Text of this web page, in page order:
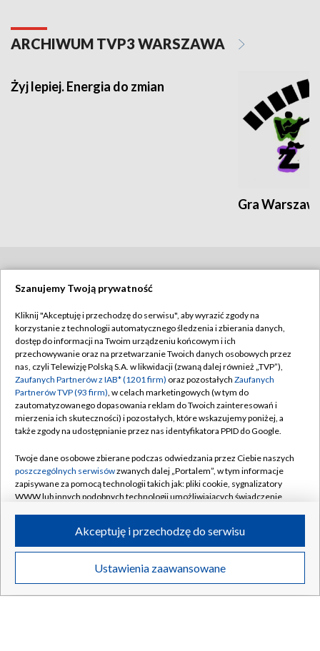
ARCHIWUM TVP3 WARSZAWA
Żyj lepiej. Energia do zmian
Gra
BIAŁYSTOK / BYDGOSZCZ
GORZÓW WLKP.
KATOWICE KIELCE
KRAKÓW / LUBLIN / ŁÓDŹ / OLSZTYN /
OPOLE / POZNAŃ / RZESZÓW /
SZCZECIN / WARSZAWA / WROCŁAW
TVP
Emisja w TVP
Centrum informacji TVP
Naziemna Telewizja Cyfrowa
Sklep TVP
Polityka prywatności
Moje zgody
Pomoc
Biuro reklamy
Szanujemy Twoją prywatność
Kliknij "Akceptuję i przechodzę do serwisu", aby wyrazić zgody na
korzystanie z technologii automatycznego śledzenia i zbierania danych,
dostęp do informacji na Twoim urządzeniu końcowym i ich
przechowywanie oraz na przetwarzanie Twoich danych osobowych przez
nas, czyli Telewizję Polską S.A. w likwidacji (zwaną dalej również „TVP”),
Zaufanych Partnerów z IAB* (1201 firm) oraz pozostałych Zaufanych
Partnerów TVP (93 firm), w celach marketingowych (w tym do
zautomatyzowanego dopasowania reklam do Twoich zainteresowań i
mierzenia ich skuteczności) i pozostałych, które wskazujemy poniżej, a
także zgody na udostępnianie przez nas identyfikatora PPID do Google.
Twoje dane osobowe zbierane podczas odwiedzania przez Ciebie naszych
poszczególnych serwisówzwanych dalej „Portalem”, w tym informacje
zapisywane za pomocą technologii takich jak: pliki cookie, sygnalizatory
WWW lub innych podobnych technologii umożliwiających świadczenie
ruchu w Internecie.
Twoje dane osobowe zbierane podczas odwiedzania przez Ciebie
poszczególnych serwisówna Portalu, takie jak adresy IP, identyfikatory
Ustawienia zaawansowane
Akceptuję i przechodzę do serwisu